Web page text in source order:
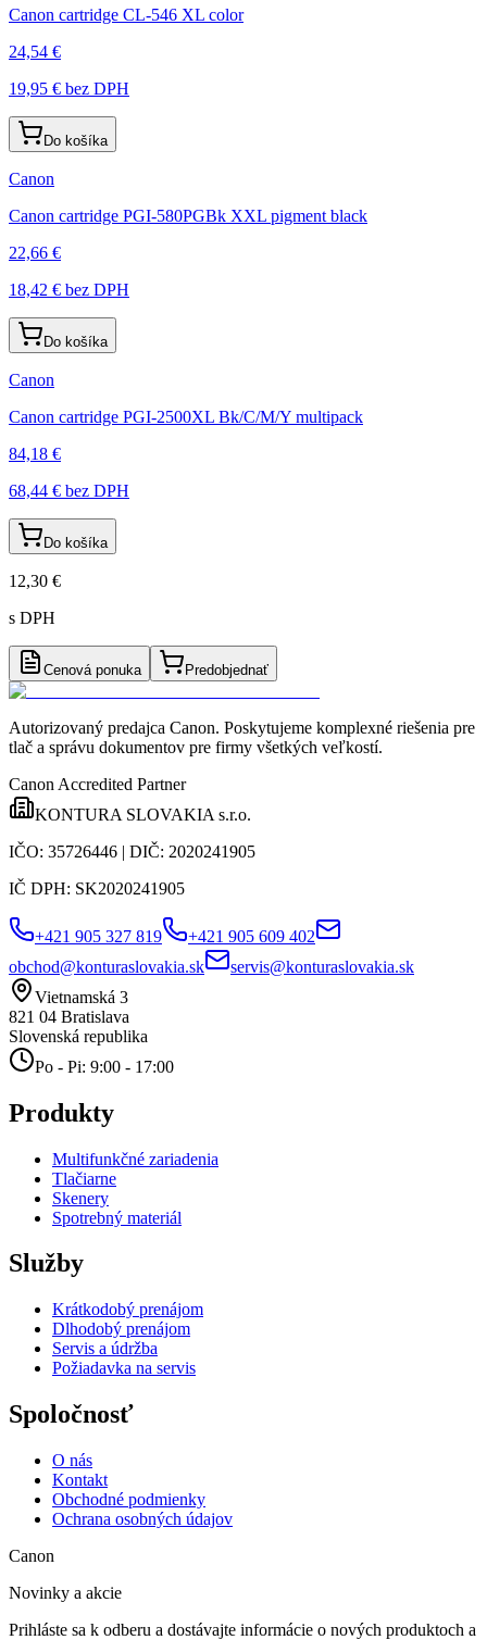
Canon cartridge CL-546 XL color
24,54 €
19,95 € bez DPH
Do košíka
Canon
Canon cartridge PGI-580PGBk XXL pigment black
22,66 €
18,42 € bez DPH
Do košíka
Canon
Canon cartridge PGI-2500XL Bk/C/M/Y multipack
84,18 €
68,44 € bez DPH
Do košíka
12,30 €
s DPH
Cenová ponuka Predobjednať
Autorizovaný predajca Canon. Poskytujeme komplexné riešenia pre
tlač a správu dokumentov pre firmy všetkých veľkostí.
Canon Accredited Partner
KONTURA SLOVAKIA s.r.o.
IČO: 35726446 | DIČ: 2020241905
IČ DPH: SK2020241905
+421 905 327 819
+421 905 609 402
obchod@konturaslovakia.sk
servis@konturaslovakia.sk
Vietnamská 3
821 04 Bratislava
Slovenská republika
Po - Pi: 9:00 - 17:00
Produkty
Multifunkčné zariadenia
Tlačiarne
Skenery
Spotrebný materiál
Služby
Krátkodobý prenájom
Dlhodobý prenájom
Servis a údržba
Požiadavka na servis
Spoločnosť
O nás
Kontakt
Obchodné podmienky
Ochrana osobných údajov
Canon
Novinky a akcie
Prihláste sa k odberu a dostávajte informácie o nových produktoch a